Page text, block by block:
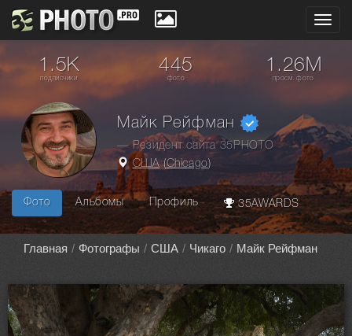
1.5K
подписчики
445
фото
1.26M
просм. фото
Майк Рейфман
— Резидент сайта 35PHOTO
США(Chicago)
Фото Альбомы Профиль 35AWARDS
Главная Фотографы США Чикаго Майк Рейфман